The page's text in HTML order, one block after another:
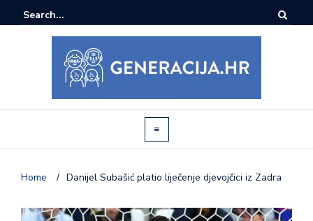
Home / Danijel Subašić platio liječenje djevojčici iz Zadra